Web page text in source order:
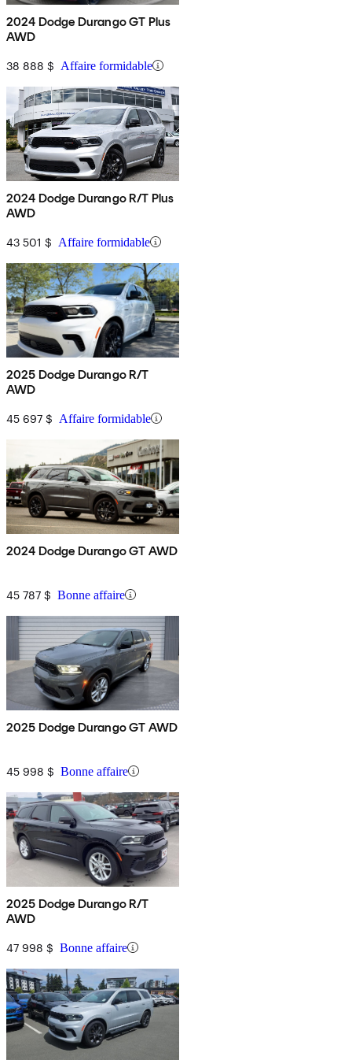
2024 Dodge Durango GT Plus
AWD
38 888 $ Affaire formidable
2024 Dodge Durango R/T Plus
AWD
43 501 $ Affaire formidable
2025 Dodge Durango R/T
AWD
45 697 $ Affaire formidable
2024 Dodge Durango GT AWD
45 787 $ Bonne affaire
2025 Dodge Durango GT AWD
45 998 $ Bonne affaire
2025 Dodge Durango R/T
AWD
47 998 $ Bonne affaire